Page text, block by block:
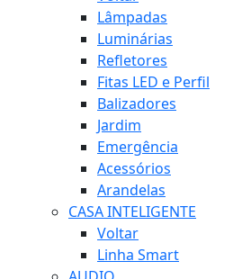
Lâmpadas
Luminárias
Refletores
Fitas LED e Perfil
Balizadores
Jardim
Emergência
Acessórios
Arandelas
CASA INTELIGENTE
Voltar
Linha Smart